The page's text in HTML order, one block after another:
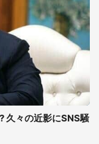
久々の近影にSNS騒